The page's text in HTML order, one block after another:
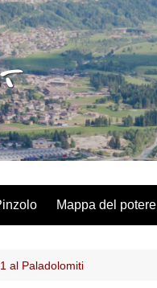
Mappa del potere
al Paladolomiti